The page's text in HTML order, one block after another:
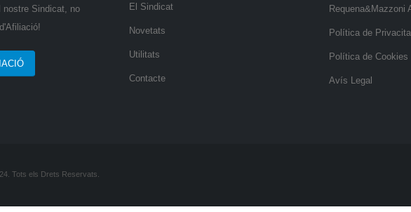
nostre Sindicat, no
El Sindicat
Novetats
Utilitats
Contacte
Requena&Mazzoni
Política de
Política de Cookies
Avís Legal
Tots els Drets Reservats.